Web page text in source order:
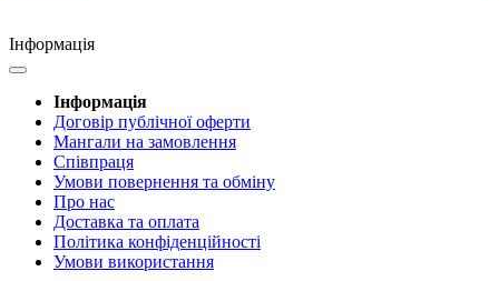
Інформація
Інформація
Договір публічної оферти
Мангали на замовлення
Співпраця
Умови повернення та обміну
Про нас
Доставка та оплата
Політика конфіденційності
Умови використання